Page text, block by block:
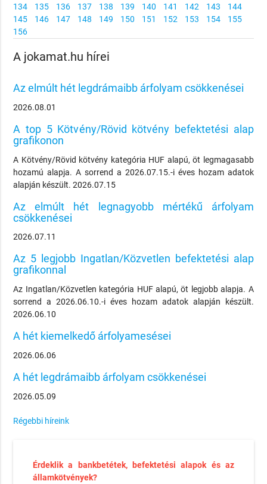
134
135 136 137 138 139 140 141 142 143
144
145
146 147 148 149 150 151 152 153 154
155
156
A jokamat.hu hírei
Az elmúlt hét legdrámaibb árfolyam csökkenései
2026.08.01
A top 5 Kötvény/Rövid kötvény befektetési alap
grafikonon
A Kötvény/Rövid kötvény kategória HUF alapú, öt legmagasabb
hozamú alapja. A sorrend a 2026.07.15.-i éves hozam adatok
alapján készült. 2026.07.15
Az elmúlt hét legnagyobb mértékű árfolyam
csökkenései
2026.07.11
Az 5 legjobb Ingatlan/Közvetlen befektetési alap
grafikonnal
Az Ingatlan/Közvetlen kategória HUF alapú, öt legjobb alapja. A
sorrend a 2026.06.10.-i éves hozam adatok alapján készült.
2026.06.10
A hét kiemelkedő árfolyamesései
2026.06.06
A hét legdrámaibb árfolyam csökkenései
2026.05.09
Régebbi híreink
Érdeklik a bankbetétek, befektetési alapok és az
államkötvények?